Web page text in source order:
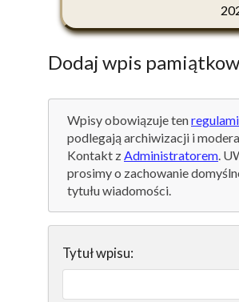
Dodaj wpis
Wpisy obowiązuje ten
podlegają archiwizacji i
Kontakt zAdministratorem.
prosimy o zachowanie
tytułu wiadomości.
Tytuł wpisu: